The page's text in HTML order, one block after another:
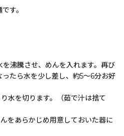
す。
を沸騰させ、めんを入れます。再び
たら水を少し差し、約5〜6分お好
水を切ります。（茹で汁は捨て
をあらかじめ用意しておいた器に